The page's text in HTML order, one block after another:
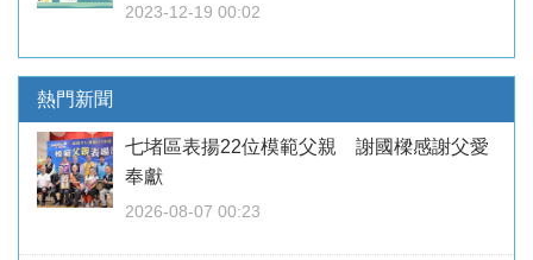
2023-12-19 00:02
熱門新聞
七堵區表揚22位模範父親 謝國樑感謝父愛
奉獻
2026-08-07 00:23